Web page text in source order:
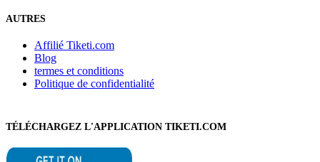
AUTRES
Affilié Tiketi.com
Blog
termes et conditions
Politique de confidentialité
TÉLÉCHARGEZ L'APPLICATION TIKETI.COM